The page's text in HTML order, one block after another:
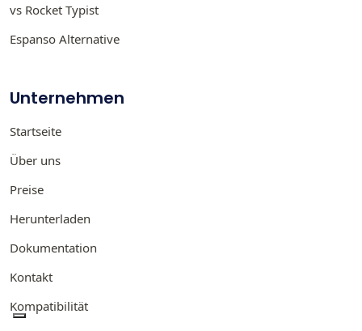
vs Rocket Typist
Espanso Alternative
Unternehmen
Startseite
Über uns
Preise
Herunterladen
Dokumentation
Kontakt
Kompatibilität